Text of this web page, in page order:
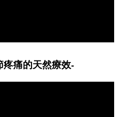
痛的天然療效-